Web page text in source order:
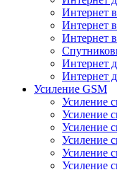
Интернет
Интернет
Интернет
Интернет
Интернет
Усиление GSM
Усиление
Усиление
Усиление
Усиление
Усиление
Усиление